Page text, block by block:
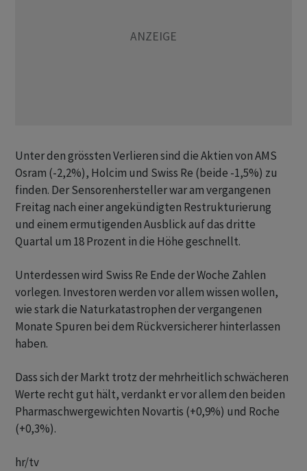
Unter den grössten Verlieren sind die Aktien von AMS
Osram (-2,2%), Holcim und Swiss Re (beide -1,5%) zu
finden. Der Sensorenhersteller war am vergangenen
Freitag nach einer angekündigten Restrukturierung
und einem ermutigenden Ausblick auf das dritte
Quartal um 18 Prozent in die Höhe geschnellt.
Unterdessen wird Swiss Re Ende der Woche Zahlen
vorlegen. Investoren werden vor allem wissen wollen,
wie stark die Naturkatastrophen der vergangenen
Monate Spuren bei dem Rückversicherer hinterlassen
haben.
Dass sich der Markt trotz der mehrheitlich schwächeren
Werte recht gut hält, verdankt er vor allem den beiden
Pharmaschwergewichten Novartis (+0,9%) und Roche
(+0,3%).
hr/tv